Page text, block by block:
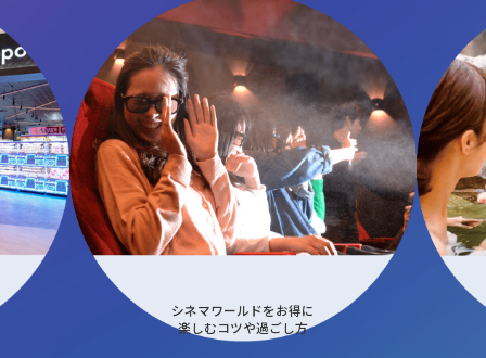
シネマワールドをお得に
楽しむコツや過ごし方